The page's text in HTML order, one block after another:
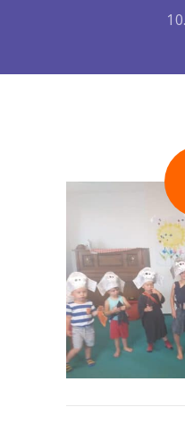
-- Informace a
-- Dokumenty
-- Přihláška -
-- FAQ – otázky
NOVINKY
O PROJEKTU